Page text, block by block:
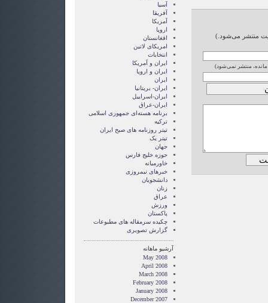
منتشر می‌شود.)
مانده، منتشر نمی‌شود)
آسیا
آفریقا
آمریکا
اروپا
افغانستان
امریکای لاتین
انتخابات
ايران و آمريکا
ايران و اروپا
ایران
ایران- بریتانیا
ایران-اسراییل
ایران-عراق
برنامه هسته‌ای جمهوری اسلامی
ترکیه
تیتر روزنامه های صبح ایران
تیتر یک
جهان
حوزه خلیج فارس
خاورمیانه
خبرهای نیمروزی
دانشجویان
زنان
عراق
ورزش
پاکستان
چکیده سرمقاله های مطبوعات
گزارش تصويری
آرشیو ماهانه
May 2008
April 2008
March 2008
February 2008
January 2008
December 2007